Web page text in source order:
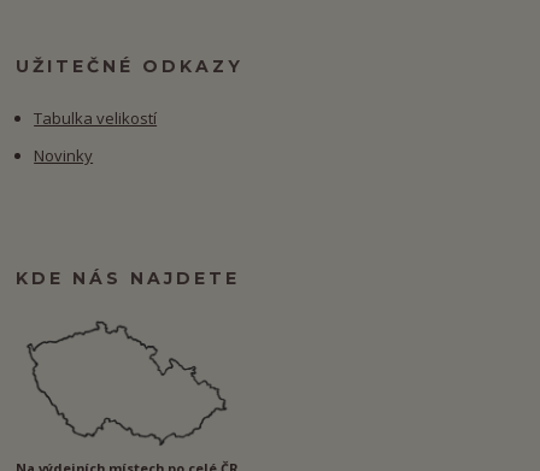
UŽITEČNÉ ODKAZY
Tabulka velikostí
Novinky
KDE NÁS NAJDETE